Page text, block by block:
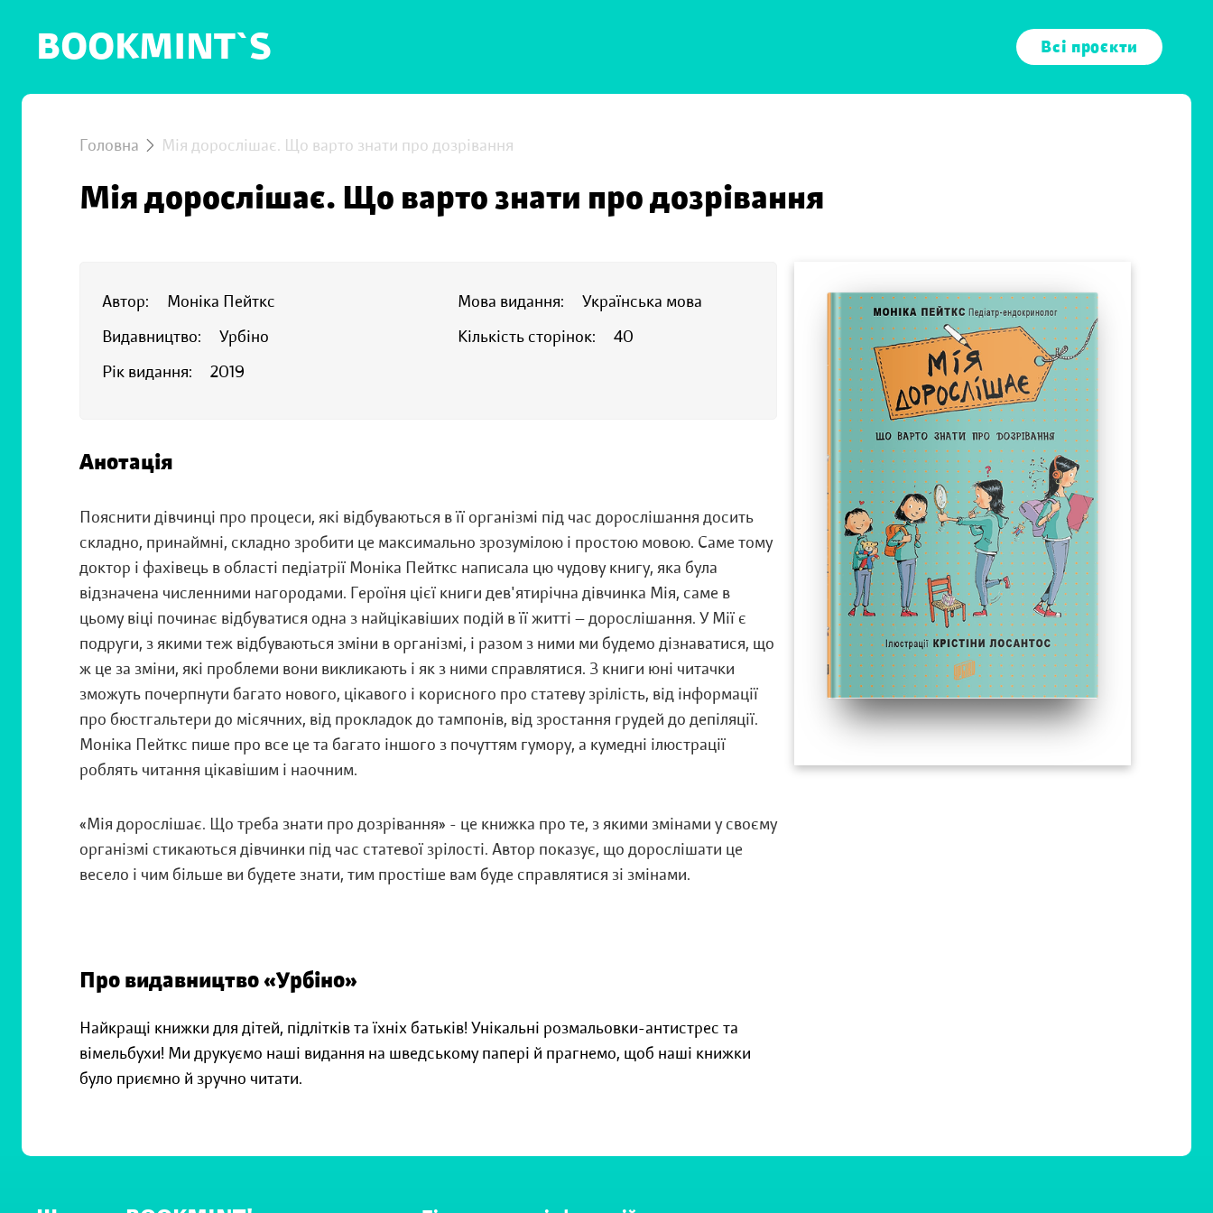
BOOKMINT`S Всі проєкти
Головна Мія дорослішає. Що варто знати про дозрівання
Мія дорослішає. Що варто знати про дозрівання
Автор:
Моніка Пейткс
Видавництво:
Урбіно
Рік видання:
2019
Мова видання:
Українська мова
Кількість сторінок:
40
Анотація
Пояснити дівчинці про процеси, які відбуваються в її організмі під час дорослішання досить
складно, принаймні, складно зробити це максимально зрозумілою і простою мовою. Саме тому
доктор і фахівець в області педіатрії Моніка Пейткс написала цю чудову книгу, яка була
відзначена численними нагородами. Героїня цієї книги дев'ятирічна дівчинка Мія, саме в
цьому віці починає відбуватися одна з найцікавіших подій в її житті — дорослішання. У Мії є
подруги, з якими теж відбуваються зміни в організмі, і разом з ними ми будемо дізнаватися, що
ж це за зміни, які проблеми вони викликають і як з ними справлятися. З книги юні читачки
зможуть почерпнути багато нового, цікавого і корисного про статеву зрілість, від інформації
про бюстгальтери до місячних, від прокладок до тампонів, від зростання грудей до депіляції.
Моніка Пейткс пише про все це та багато іншого з почуттям гумору, а кумедні ілюстрації
роблять читання цікавішим і наочним.
«Мія дорослішає. Що треба знати про дозрівання» - це книжка про те, з якими змінами у своєму
організмі стикаються дівчинки під час статевої зрілості. Автор показує, що дорослішати це
весело і чим більше ви будете знати, тим простіше вам буде справлятися зі змінами.
Про видавництво «Урбіно»
Найкращі книжки для дітей, підлітків та їхніх батьків! Унікальні розмальовки-антистрес та
вімельбухи! Ми друкуємо наші видання на шведському папері й прагнемо, щоб наші книжки
було приємно й зручно читати.